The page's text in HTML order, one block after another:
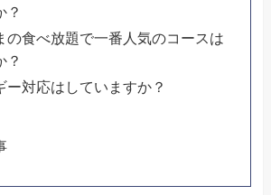
？
の食べ放題で一番人気のコースは
？
ー対応はしていますか？